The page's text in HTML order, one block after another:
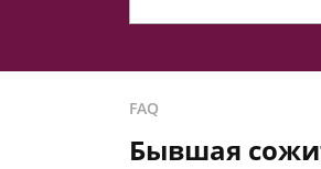
FAQ
Бывшая